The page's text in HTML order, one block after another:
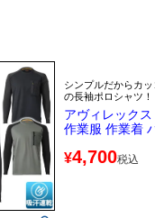
シンプルだからカ
の長袖ポロシャツ！
アヴィレック
作業服 作業着
¥4,700税込